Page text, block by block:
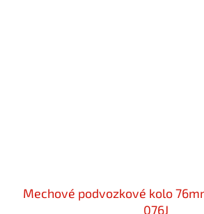
Mechové podvozkové kolo
076J